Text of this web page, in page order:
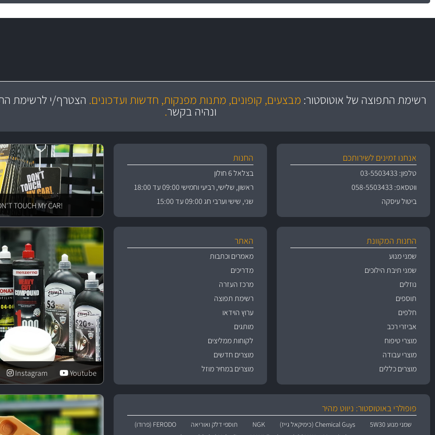
משלוח מהיר
באמצעות צ'יטה
משלוחים
במחיר
יותר מ- 500 מסנני שמן, אוויר, דלק וקבינה
מחלקת המסננים שלנו עשירה וכוללת מסננים מקוריים ומסננים של MANN ו- MAHLE
גרמניה
יותר מ- 400 מוצרי טיפוח לרכב
בקרו במחלקת מוצרי
מקצועיות
ושירות מצויין רשימת התפוצה של אוטוסטור: מבצעים, קופונים, מתנות מפנקות, חדשות ועדכונים. הצטרף/י לרשימת
ונהיה בקשר.
אנחנו זמינים לשירותכם
טלפון: 03-5503433
ווטסאפ: 058-5503433
ביטול עיסקה
החנות
בצלאל 6 חולון
ראשון, שלישי, רביעי וחמישי 09:00 עד 18:00
שני, שישי וערבי חג 09:00 עד 15:00
!DON'T TOUCH MY CAR
החנות המקוונת
שמני מנוע
שמני תיבת הילוכים
נוזלים
תוספים
חלפים
אביזרי רכב
מוצרי טיפוח
מוצרי עבודה
מוצרים כללים
האתר
מאמרים וכתבות
מדריכים
מרכז העזרה
רשימת תפוצה
ערוץ הוידאו
מותגים
לקוחות ממליצים
מוצרים חדשים
מוצרים במחיר מוזל
Youtube
Instagram
פופולרי באוטוסטור: ניווט מהיר
שמני מנוע 5W30 Chemical Guys (כימיקאל גייז) NGK תוספי דלק ואוריאה
FERODO (פרודו)